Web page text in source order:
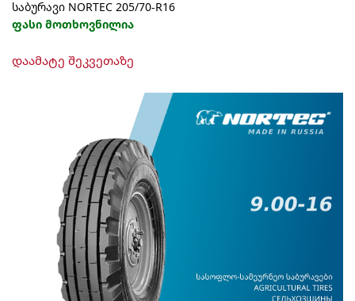
საბურავი NORTEC 205/70-R16
ფასი მოთხოვნილია
დაამატე შეკვეთაზე